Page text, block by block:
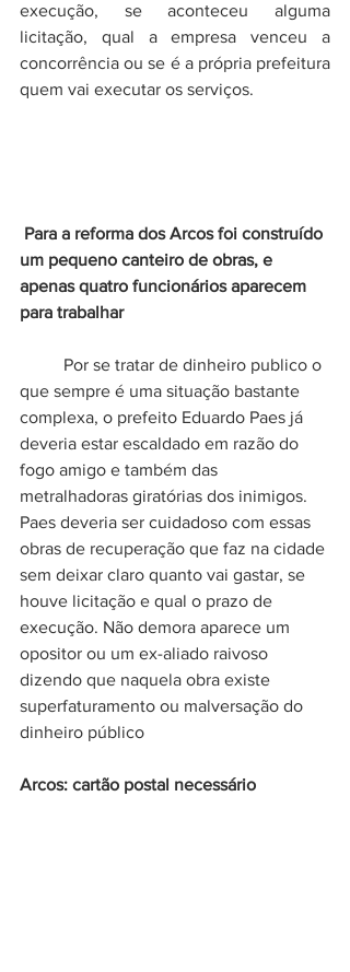
execução, se aconteceu alguma
licitação, qual a empresa venceu a
concorrência ou se é a própria prefeitura
quem vai executar os serviços.
Para a reforma dos Arcos foi construído
um pequeno canteiro de obras, e
apenas quatro funcionários aparecem
para trabalhar
que sempre é uma situação bastante
complexa, o prefeito Eduardo Paes já
deveria estar escaldado em razão do
fogo amigo e também das
metralhadoras giratórias dos inimigos.
Paes deveria ser cuidadoso com essas
obras de recuperação que faz na cidade
sem deixar claro quanto vai gastar, se
houve licitação e qual o prazo de
execução. Não demora aparece um
opositor ou um ex-aliado raivoso
dizendo que naquela obra existe
superfaturamento ou malversação do
dinheiro público
Arcos: cartão postal necessário